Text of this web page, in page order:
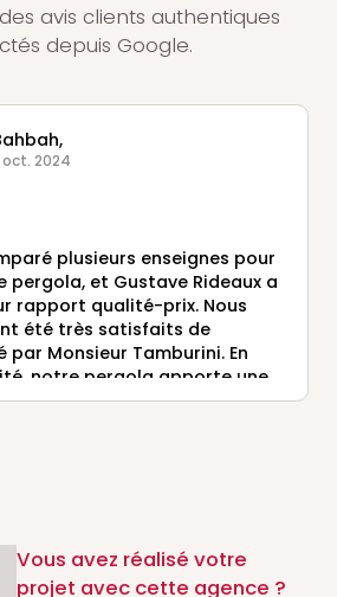
avis clients authentiques
depuis Google.
oct. 2024
plusieurs enseignes pour
pergola, et Gustave Rideaux a
rapport qualité-prix. Nous
été très satisfaits de
par Monsieur Tamburini. En
notre pergola apporte une
et de confort à notre
Vous avez réalisé votre
projet avec cette agence ?